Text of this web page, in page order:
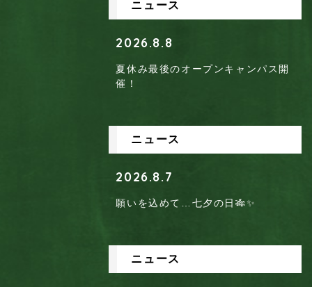
ニュース
2026.8.8
夏休み最後のオープンキャンパス開
催！
ニュース
2026.8.7
願いを込めて…七夕の日🎋✨
ニュース